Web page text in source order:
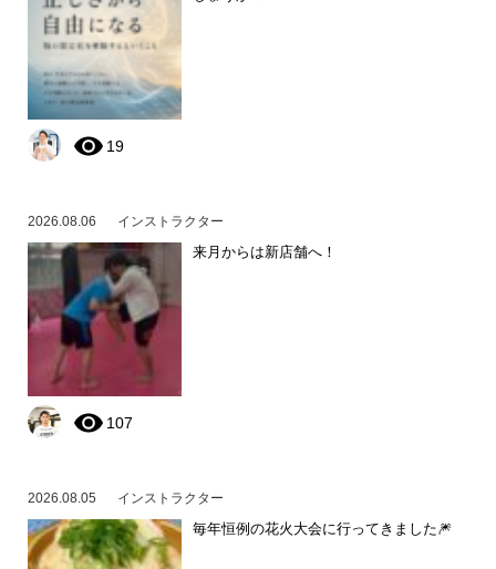
19
2026.08.06 インストラクター
来月からは新店舗へ！
107
2026.08.05 インストラクター
毎年恒例の花火大会に行ってきました🎆